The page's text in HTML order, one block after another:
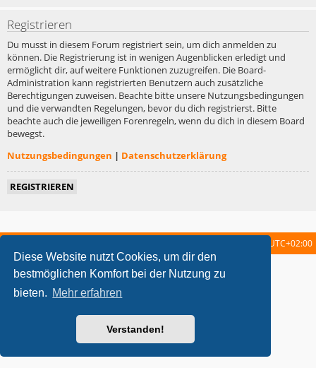
Diese Website nutzt Cookies, um dir den
bestmöglichen Komfort bei der Nutzung zu
bieten. Mehr erfahren
Verstanden!
Registrieren
Du musst in diesem Forum registriert sein, um dich anmelden zu
können. Die Registrierung ist in wenigen Augenblicken erledigt und
ermöglicht dir, auf weitere Funktionen zuzugreifen. Die Board-
Administration kann registrierten Benutzern auch zusätzliche
Berechtigungen zuweisen. Beachte bitte unsere Nutzungsbedingungen
und die verwandten Regelungen, bevor du dich registrierst. Bitte
beachte auch die jeweiligen Forenregeln, wenn du dich in diesem Board
bewegst.
Nutzungsbedingungen | Datenschutzerklärung
REGISTRIEREN
UTC+02:00
metrolike style by Eric Seguin Updated for phpBB3.2 by
Powered byphpBB ® Forum Software © phpBB Limited
Deutsche Übersetzung durch